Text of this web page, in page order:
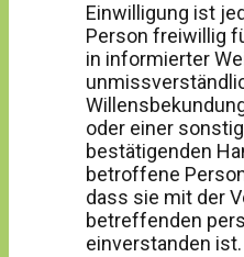
Einwilligung ist
Person freiwillig
in informierter
oder einer
bestätigenden
betroffene
dass sie mit der
betreffenden
einverstanden ist.